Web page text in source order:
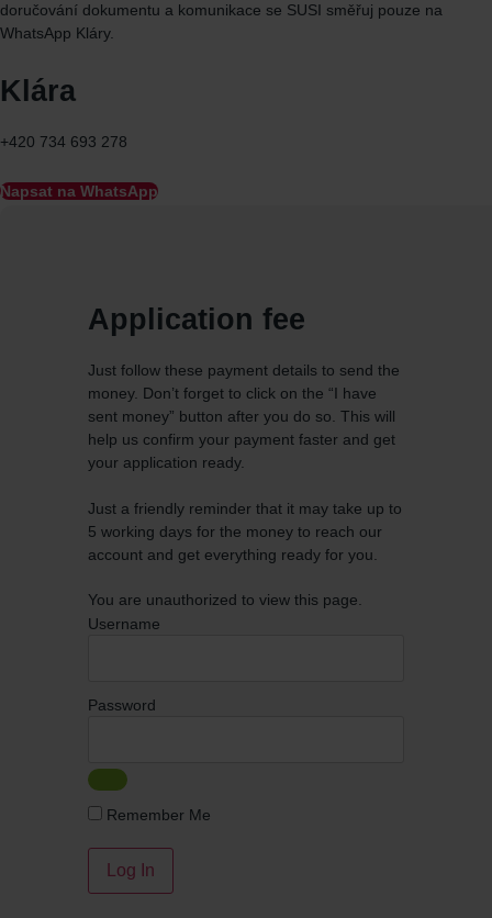
doručování dokumentu a komunikace se SUSI směřuj pouze na
WhatsApp Kláry.
Klára
+420 734 693 278
Napsat na WhatsApp
Application fee
Just follow these payment details to send the
money. Don’t forget to click on the “I have
sent money” button after you do so. This will
help us confirm your payment faster and get
your application ready.
Just a friendly reminder that it may take up to
5 working days for the money to reach our
account and get everything ready for you.
You are unauthorized to view this page.
Username
Password
Remember Me